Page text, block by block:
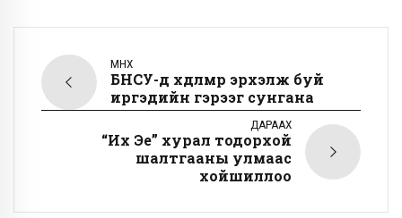
ӨМНӨХ
БНСУ-д хөдөлмөр эрхэлж буй
иргэдийн гэрээг сунгана
ДАРААХ
“Их Эе” хурал тодорхой
шалтгааны улмаас
хойшиллоо